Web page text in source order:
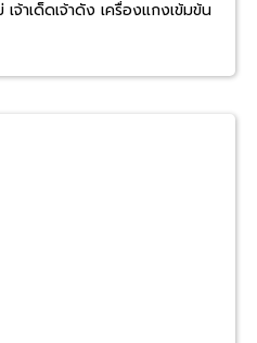
จ้าเด็ดเจ้าดัง เครื่องแกงเข้มข้น